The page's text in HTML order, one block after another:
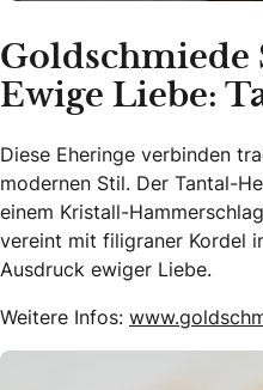
Goldschmiede
Ewige Liebe:
Diese Eheringe verbinden
modernen Stil. Der Tantal-
einem Kristall-
vereint mit filigraner Kordel
Ausdruck ewiger Liebe.
Weitere Infos: